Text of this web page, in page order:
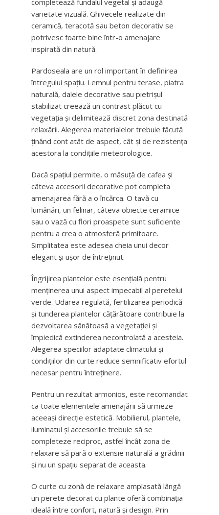
completează fundalul vegetal și adaugă
varietate vizuală. Ghivecele realizate din
ceramică, teracotă sau beton decorativ se
potrivesc foarte bine într-o amenajare
inspirată din natură.
Pardoseala are un rol important în definirea
întregului spațiu. Lemnul pentru terase, piatra
naturală, dalele decorative sau pietrișul
stabilizat creează un contrast plăcut cu
vegetația și delimitează discret zona destinată
relaxării. Alegerea materialelor trebuie făcută
ținând cont atât de aspect, cât și de rezistența
acestora la condițiile meteorologice.
Dacă spațiul permite, o măsuță de cafea și
câteva accesorii decorative pot completa
amenajarea fără a o încărca. O tavă cu
lumânări, un felinar, câteva obiecte ceramice
sau o vază cu flori proaspete sunt suficiente
pentru a crea o atmosferă primitoare.
Simplitatea este adesea cheia unui decor
elegant și ușor de întreținut.
Îngrijirea plantelor este esențială pentru
menținerea unui aspect impecabil al peretelui
verde. Udarea regulată, fertilizarea periodică
și tunderea plantelor cățărătoare contribuie la
dezvoltarea sănătoasă a vegetației și
împiedică extinderea necontrolată a acesteia.
Alegerea speciilor adaptate climatului și
condițiilor din curte reduce semnificativ efortul
necesar pentru întreținere.
Pentru un rezultat armonios, este recomandat
ca toate elementele amenajării să urmeze
aceeași direcție estetică. Mobilierul, plantele,
iluminatul și accesoriile trebuie să se
completeze reciproc, astfel încât zona de
relaxare să pară o extensie naturală a grădinii
și nu un spațiu separat de aceasta.
O curte cu zonă de relaxare amplasată lângă
un perete decorat cu plante oferă combinația
ideală între confort, natură și design. Prin